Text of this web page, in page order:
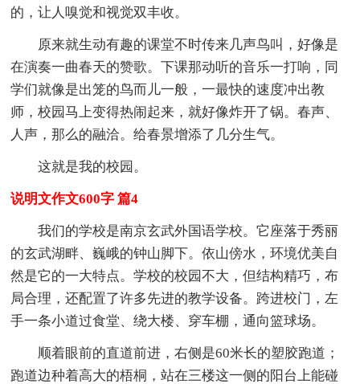
的，让人嗅觉和视觉双丰收。
原来就生动有趣的课堂不时传来几声鸟叫，好像是
在演奏一曲春天的赞歌。下课那动听的音乐一打响，同
学们就像是出笼的鸟而儿一般，一最快的速度冲出教
师，校园马上变得热闹起来，就好像炸开了锅。春声、
人声，那么的融洽。给春景增添了几分生气。
这就是我的校园。
说明文作文600字 篇4
我们的学校是南京玄武外国语学校。它座落于秀丽
的玄武湖畔、巍峨的钟山脚下。依山傍水，环境优美自
然是它的一大特点。学校的校园不大，但结构精巧，布
局合理，还配置了许多先进的教学设备。跨进校门，左
手一条小道过食堂、绕大楼、穿车棚，通向篮球场。
顺着眼前的直道前进，右侧是60米长的塑胶跑道；
跑道边种着高大的梧桐，站在三楼这一侧的阳台上能碰